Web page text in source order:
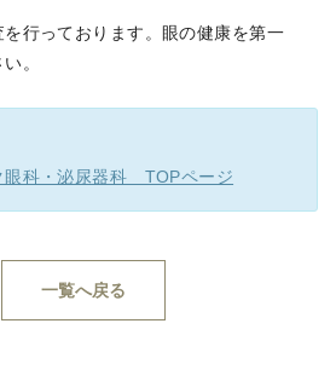
行っております。眼の健康を第一
。
眼科・泌尿器科 TOPページ
一覧へ戻る